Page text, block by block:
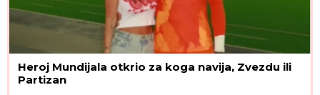
Heroj Mundijala otkrio za koga navija, Zvezdu ili
Partizan